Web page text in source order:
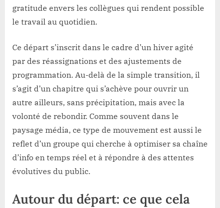
gratitude envers les collègues qui rendent possible
le travail au quotidien.
Ce départ s’inscrit dans le cadre d’un hiver agité
par des réassignations et des ajustements de
programmation. Au-delà de la simple transition, il
s’agit d’un chapitre qui s’achève pour ouvrir un
autre ailleurs, sans précipitation, mais avec la
volonté de rebondir. Comme souvent dans le
paysage média, ce type de mouvement est aussi le
reflet d’un groupe qui cherche à optimiser sa chaîne
d’info en temps réel et à répondre à des attentes
évolutives du public.
Autour du départ: ce que cela